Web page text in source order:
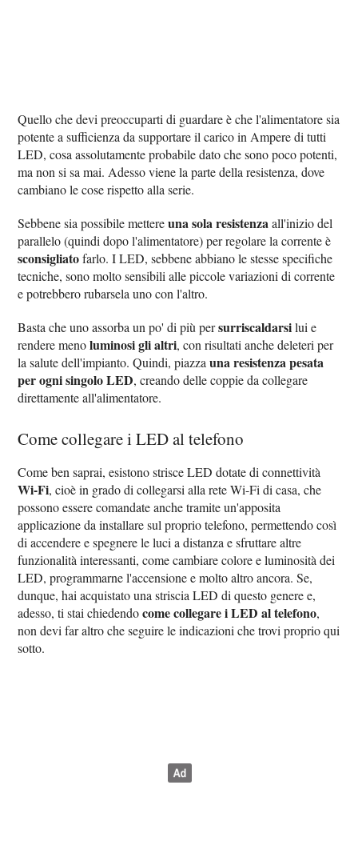
Quello che devi preoccuparti di guardare è che l'alimentatore sia
potente a sufficienza da supportare il carico in Ampere di tutti
LED, cosa assolutamente probabile dato che sono poco potenti,
ma non si sa mai. Adesso viene la parte della resistenza, dove
cambiano le cose rispetto alla serie.
Sebbene sia possibile mettereuna sola resistenzaall'inizio del
parallelo (quindi dopo l'alimentatore) per regolare la corrente è
sconsigliatofarlo. I LED, sebbene abbiano le stesse specifiche
tecniche, sono molto sensibili alle piccole variazioni di corrente
e potrebbero rubarsela uno con l'altro.
Basta che uno assorba un po' di più persurriscaldarsilui e
rendere menoluminosi gli altri, con risultati anche deleteri per
la salute dell'impianto. Quindi, piazzauna resistenza pesata
per ogni singolo LED, creando delle coppie da collegare
direttamente all'alimentatore.
Come collegare i LED al telefono
Come ben saprai, esistono strisce LED dotate di connettività
Wi-Fi, cioè in grado di collegarsi alla rete Wi-Fi di casa, che
possono essere comandate anche tramite un'apposita
applicazione da installare sul proprio telefono, permettendo così
di accendere e spegnere le luci a distanza e sfruttare altre
funzionalità interessanti, come cambiare colore e luminosità dei
LED, programmarne l'accensione e molto altro ancora. Se,
dunque, hai acquistato una striscia LED di questo genere e,
adesso, ti stai chiedendocome collegare i LED al telefono,
non devi far altro che seguire le indicazioni che trovi proprio qui
sotto.